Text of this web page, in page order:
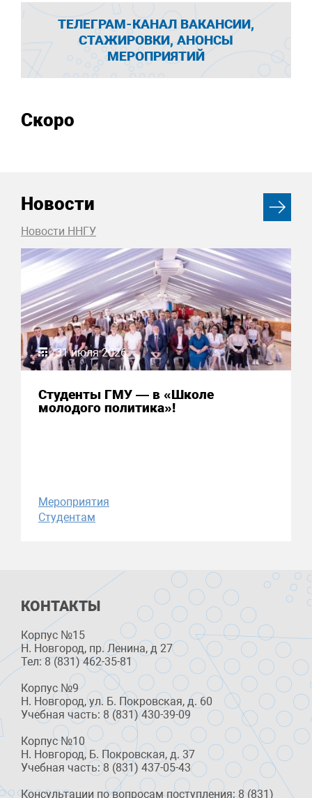
ТЕЛЕГРАМ-КАНАЛ ВАКАНСИИ,
СТАЖИРОВКИ, АНОНСЫ
МЕРОПРИЯТИЙ
Скоро
Новости
Новости ННГУ
31 июля 2026
Студенты ГМУ — в «Школе
молодого политика»!
Мероприятия
Студентам
КОНТАКТЫ
Корпус №15
Н. Новгород, пр. Ленина, д 27
Тел: 8 (831) 462-35-81
Корпус №9
Н. Новгород, ул. Б. Покровская, д. 60
Учебная часть: 8 (831) 430-39-09
Корпус №10
Н. Новгород, Б. Покровская, д. 37
Учебная часть: 8 (831) 437-05-43
Консультации по вопросам поступления: 8 (831)